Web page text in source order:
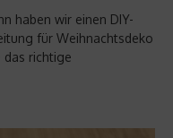
haben wir einen DIY-
für Weihnachtsdeko
das richtige